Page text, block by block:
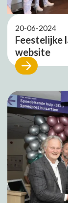
Feestelijke
website
20-06-2024